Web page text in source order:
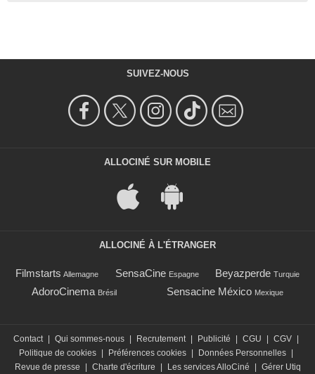
SUIVEZ-NOUS
ALLOCINÉ SUR MOBILE
ALLOCINÉ À L'ÉTRANGER
Filmstarts Allemagne SensaCine Espagne Beyazperde Turquie
AdoroCinema Brésil Sensacine México Mexique
Contact Qui sommes-nous Recrutement Publicité CGU CGV
Politique de cookies
Préférences cookies Données Personnelles
Revue de presse
Charte d'écriture Les services AlloCiné Gérer Utiq